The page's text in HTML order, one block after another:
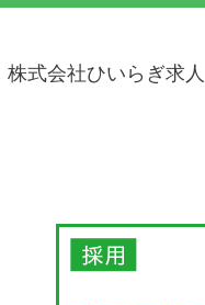
株式会社ひいらぎ求人